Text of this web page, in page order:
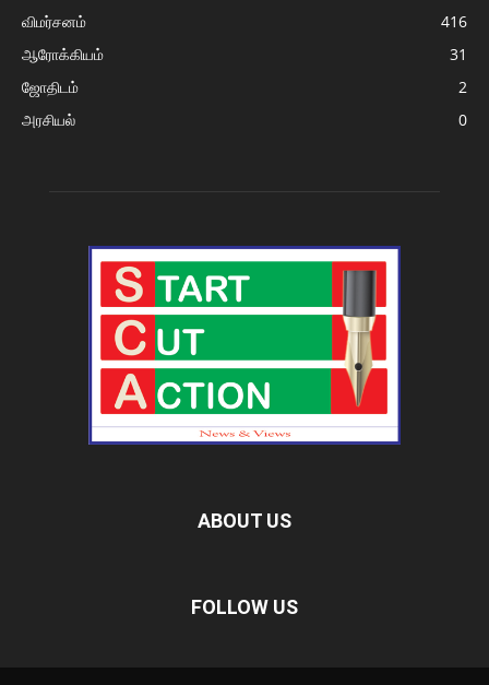
விமர்சனம்
416
ஆரோக்கியம்
31
ஜோதிடம்
2
அரசியல்
0
ABOUT US
FOLLOW US